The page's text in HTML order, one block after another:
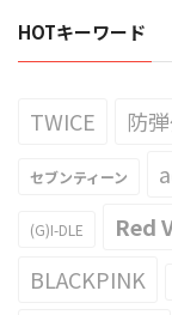
HOTキーワード
TWICE 防
セブンティーン
(G)I-DLE Red
BLACKPINK